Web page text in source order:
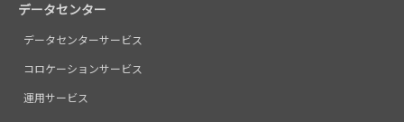
データセンター
データセンターサービス
コロケーションサービス
運用サービス